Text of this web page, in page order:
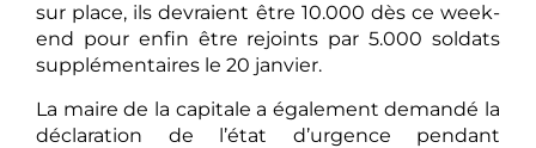
sur place, ils devraient être 10.000 dès ce week-
end pour enfin être rejoints par 5.000 soldats
supplémentaires le 20 janvier.
La maire de la capitale a également demandé la
déclaration de l’état d’urgence pendant